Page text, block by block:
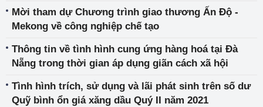
Mời tham dự Chương trình giao thương Ấn Độ -
Mekong về công nghiệp chế tạo
Thông tin về tình hình cung ứng hàng hoá tại Đà
Nẵng trong thời gian áp dụng giãn cách xã hội
Tình hình trích, sử dụng và lãi phát sinh trên số dư
Quỹ bình ổn giá xăng dầu Quý II năm 2021